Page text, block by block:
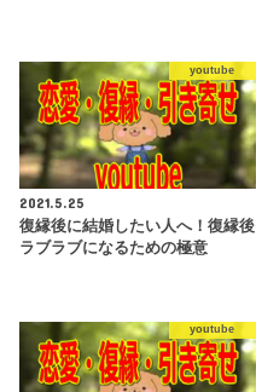
youtube
2021.5.25
復縁後に結婚したい人へ！復縁後
ラブラブになるための極意
youtube